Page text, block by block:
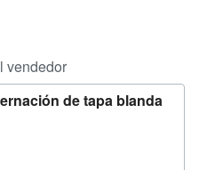
vendedor
de tapa blanda